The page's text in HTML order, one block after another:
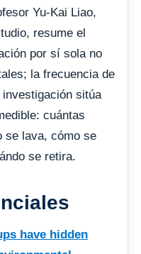
Yu-Kai Liao,
resume el
por sí sola no
la frecuencia de
sitúa
cuántas
se lava, cómo se
se retira.
have hidden